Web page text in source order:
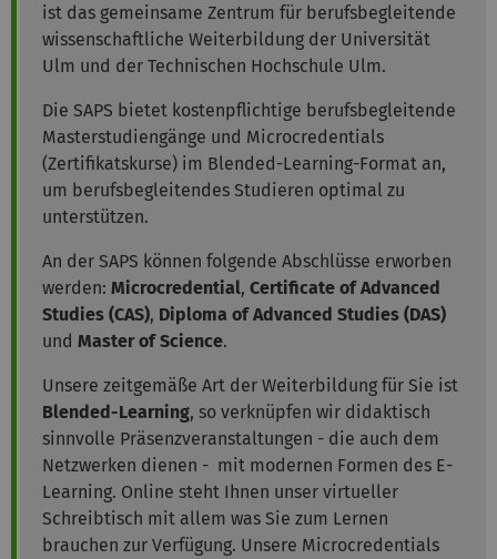
ist das gemeinsame Zentrum für berufsbegleitende
wissenschaftliche Weiterbildung der Universität
Ulm und der Technischen Hochschule Ulm.
Die SAPS bietet kostenpflichtige berufsbegleitende
Masterstudiengänge und Microcredentials
(Zertifikatskurse) im Blended-Learning-Format an,
um berufsbegleitendes Studieren optimal zu
unterstützen.
An der SAPS können folgende Abschlüsse erworben
werden: Microcredential, Certificate of Advanced
Studies (CAS), Diploma of Advanced Studies (DAS)
und Master of Science.
Unsere zeitgemäße Art der Weiterbildung für Sie ist
Blended-Learning, so verknüpfen wir didaktisch
sinnvolle Präsenzveranstaltungen - die auch dem
Netzwerken dienen - mit modernen Formen des E-
Learning. Online steht Ihnen unser virtueller
Schreibtisch mit allem was Sie zum Lernen
brauchen zur Verfügung. Unsere Microcredentials